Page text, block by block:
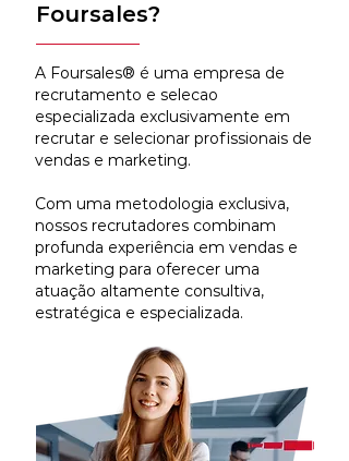
Foursales?
A Foursales® é uma empresa de
recrutamento e selecao
especializada exclusivamente em
recrutar e selecionar profissionais de
vendas e marketing.
Com uma metodologia exclusiva,
nossos recrutadores combinam
profunda experiência em vendas e
marketing para oferecer uma
atuação altamente consultiva,
estratégica e especializada.